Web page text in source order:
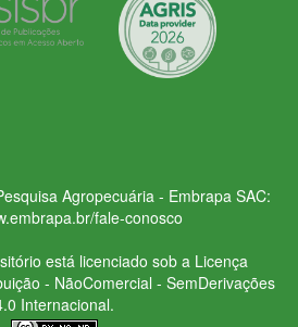
Agropecuária - Embrapa SAC:
fale-conosco
está licenciado sob a Licença
- NãoComercial - SemDerivações
Internacional.